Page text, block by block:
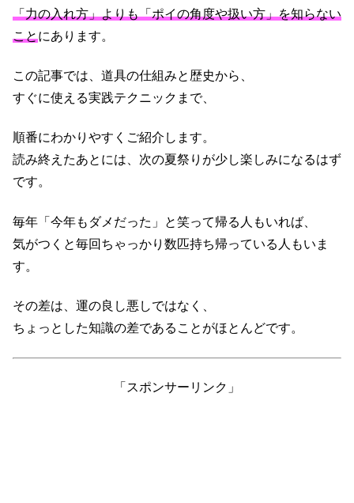
「力の入れ方」よりも「ポイの角度や扱い方」を知らない
ことにあります。
この記事では、道具の仕組みと歴史から、
すぐに使える実践テクニックまで、
順番にわかりやすくご紹介します。
読み終えたあとには、次の夏祭りが少し楽しみになるはず
です。
毎年「今年もダメだった」と笑って帰る人もいれば、
気がつくと毎回ちゃっかり数匹持ち帰っている人もいま
す。
その差は、運の良し悪しではなく、
ちょっとした知識の差であることがほとんどです。
「スポンサーリンク」